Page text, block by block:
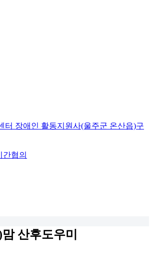
터 장애인 활동지원사(울주군 온산읍)구
간협의
산후도우미